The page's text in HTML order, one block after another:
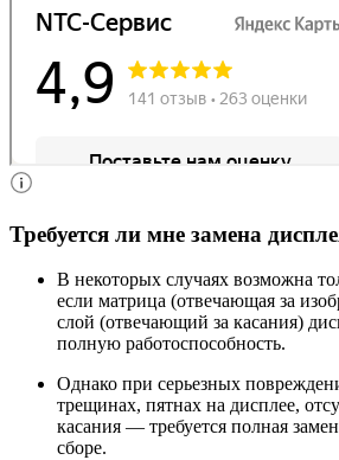
Требуется ли мне замена
В некоторых случаях возможна
если матрица (отвечающая за
слой (отвечающий за касания)
полную работоспособность.
Однако при серьезных
трещинах, пятнах на дисплее,
касания — требуется полная
сборе.